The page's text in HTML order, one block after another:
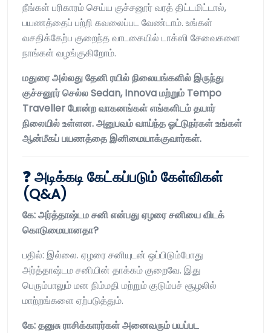
நீங்கள் பரிகாரம் செய்ய குச்சனூர் வரத் திட்டமிட்டால்,
பயணத்தைப் பற்றி கவலைப்பட வேண்டாம். உங்கள்
வசதிக்கேற்ப குறைந்த வாடகையில் டாக்ஸி சேவைகளை
நாங்கள் வழங்குகிறோம்.
மதுரை அல்லது தேனி ரயில் நிலையங்களில் இருந்து
குச்சனூர் செல்ல Sedan, Innova மற்றும் Tempo
Traveller போன்ற வாகனங்கள் எங்களிடம் தயார்
நிலையில் உள்ளன. அனுபவம் வாய்ந்த ஓட்டுநர்கள் உங்கள்
ஆன்மீகப் பயணத்தை இனிமையாக்குவார்கள்.
❓ அடிக்கடி கேட்கப்படும் கேள்விகள்
(Q&A)
கே: அர்த்தாஷ்டம சனி என்பது ஏழரை சனியை விடக்
கொடுமையானதா?
பதில்: இல்லை. ஏழரை சனியுடன் ஒப்பிடும்போது
அர்த்தாஷ்டம சனியின் தாக்கம் குறைவே. இது
பெரும்பாலும் மன நிம்மதி மற்றும் குடும்பச் சூழலில்
மாற்றங்களை ஏற்படுத்தும்.
கே: தனுசு ராசிக்காரர்கள் அனைவரும் பயப்பட